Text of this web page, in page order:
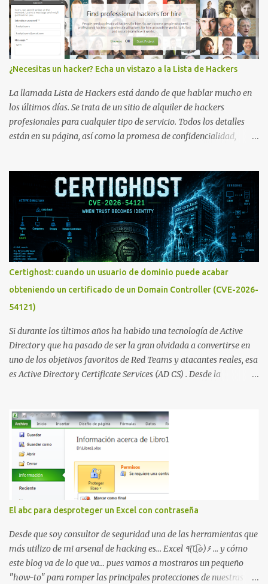
¿Necesitas un hacker? Echa un vistazo a la Lista de Hackers
La llamada Lista de Hackers está dando de que hablar mucho en
los últimos días. Se trata de un sitio de alquiler de hackers
profesionales para cualquier tipo de servicio. Todos los detalles
están en su página, así como la promesa de confidencialidad,
contratados desde la plataforma. En el sitio se asegura de que
Lista de Hackers, con identidades desconocidas, fue creada para un
"uso legal y ético", y sin embargo existen propuestas de dudosa
ética como para entrar en cuentas de Gmail o WhatsApp,
comprometer bases de datos o cambiar notas de cursos. La Lista
de Hackers, que atrajo la atención mundial después de un informe
publicado en The New York Times, trabaja al estilo "llave en
mano". El cliente presenta la propuesta, recibe ofertas para prestar
el servicio y la garantía de los promotores del sitio de que el
demandado cumple con ...
Certighost: cuando un usuario de dominio puede acabar
obteniendo un certificado de un Domain Controller (CVE-2026-
54121)
Si durante los últimos años ha habido una tecnología de Active
Directory que ha pasado de ser la gran olvidada a convertirse en
uno de los objetivos favoritos de Red Teams y atacantes reales, esa
es Active Directory Certificate Services (AD CS) . Desde la
Kerberoasting o un abuso de delegaciones. Ahora llega una nueva
vulnerabilidad bautizada como Certighost (CVE-2026-54121) , una
elevación de privilegios que afecta a Microsoft Active Directory
Certificate Services y que, según Microsoft, permite que un usuario
autenticado eleve privilegios a través de la red debido a un
problema de autorización. La vulnerabilidad ha recibido una
puntuación CVSS 8.8 y ya dispone de un Proof of Concept público.
Lo interesante de Certighost no es únicamente la vulnerabilidad,
sino el objetivo final. Mientras muchos ataques contra AD CS
buscan obtener un certificado válido para ...
El abc para desproteger un Excel con contraseña
Desde que soy consultor de seguridad una de las herramientas que
más utilizo de mi arsenal de hacking es... Excel ٩(͡๏̯͡๏)۶ ... y cómo
este blog va de lo que va... pues vamos a mostraros un pequeño
"how-to" para romper las principales protecciones de nuestras